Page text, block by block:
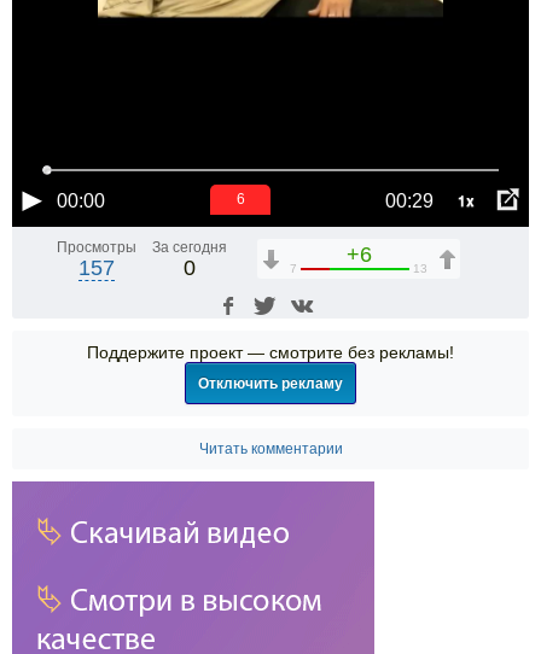
00:00 00:29 1x
6
Просмотры
157
За сегодня
0
+6
7 13
Поддержите проект — смотрите без рекламы!
Отключить рекламу
Читать комментарии